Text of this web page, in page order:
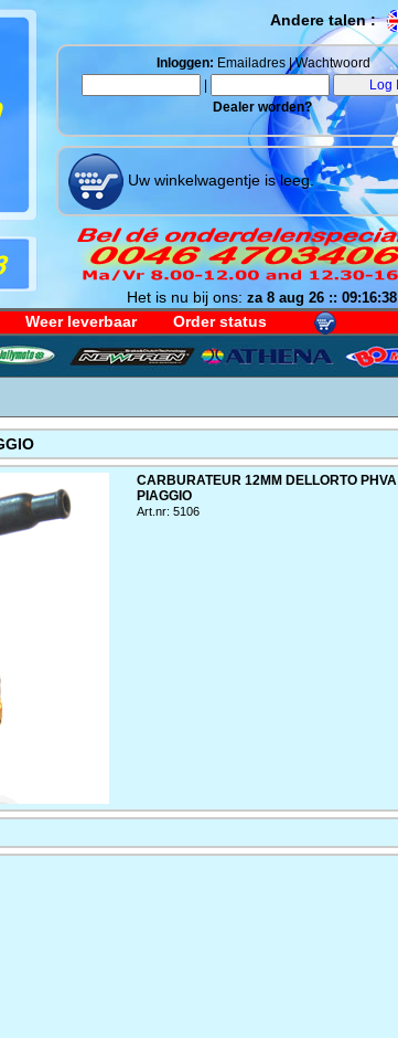
Andere talen :
Inloggen: Emailadres | Wachtwoord
Dealer worden?
Uw winkelwagentje is leeg.
Het is nu bij ons: za 8 aug 26 :: 09:16:39
Weer leverbaar Order status
CARBURATEUR 12MM DELLORTO PHVA
PIAGGIO
Art.nr: 5106